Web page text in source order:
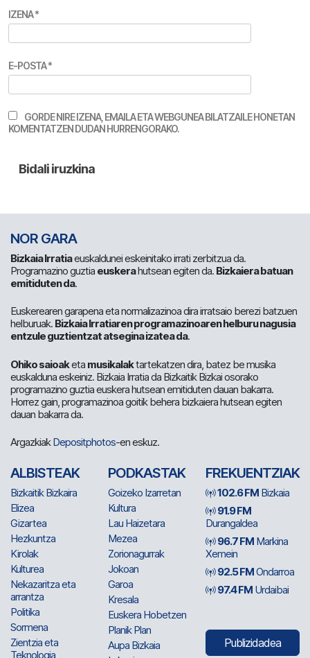
IZENA*
E-POSTA*
GORDE NIRE IZENA, EMAILA ETA WEBGUNEA BILATZAILE HONETAN
KOMENTATZEN DUDAN HURRENGORAKO.
NOR GARA
Bizkaia Irratiaeuskaldunei eskeinitako irrati zerbitzua da.
Programazino guztia euskerahutsean egiten da. Bizkaiera batuan
emitiduten da.
Euskerearen garapena eta normalizazinoa dira irratsaio berezi batzuen
helburuak. Bizkaia Irratiaren programazinoaren helburu nagusia
entzule guztientzat atsegina izatea da.
Ohiko saioaketa musikalaktartekatzen dira, batez be musika
euskalduna eskeiniz. Bizkaia Irratia da Bizkaitik Bizkai osorako
programazino guztia euskera hutsean emitiduten dauan bakarra.
Horrez gain, programazinoa goitik behera bizkaiera hutsean egiten
dauan bakarra da.
ArgazkiakDepositphotos-en eskuz.
ALBISTEAK
Bizkaitik Bizkaira
Elizea
Gizartea
Hezkuntza
Kirolak
Kulturea
Nekazaritza eta
arrantza
Politika
Sormena
Zientzia eta
Teknologia
PODKASTAK
Goizeko Izarretan
Kultura
Lau Haizetara
Mezea
Zorionagurrak
Jokoan
Garoa
Kresala
Euskera Hobetzen
Planik Plan
Aupa Bizkaia
FREKUENTZIAK
102.6 FM Bizkaia
91.9 FM
Durangaldea
96.7 FM Markina
Xemein
92.5 FMOndarroa
97.4 FM Urdaibai
Publizidadea